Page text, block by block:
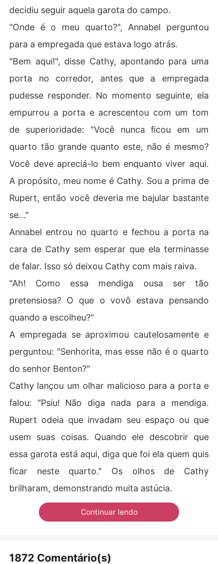
decidiu seguir aquela garota do campo.
"Onde é o meu quarto?", Annabel perguntou
para a empregada que estava logo atrás.
"Bem aqui!", disse Cathy, apontando para uma
porta no corredor, antes que a empregada
pudesse responder. No momento seguinte, ela
empurrou a porta e acrescentou com um tom
de superioridade: "Você nunca ficou em um
quarto tão grande quanto este, não é mesmo?
Você deve apreciá-lo bem enquanto viver aqui.
A propósito, meu nome é Cathy. Sou a prima de
Rupert, então você deveria me bajular bastante
se..."
Annabel entrou no quarto e fechou a porta na
cara de Cathy sem esperar que ela terminasse
de falar. Isso só deixou Cathy com mais raiva.
"Ah! Como essa mendiga ousa ser tão
pretensiosa? O que o vovô estava pensando
quando a escolheu?"
A empregada se aproximou cautelosamente e
perguntou: "Senhorita, mas esse não é o quarto
do senhor Benton?"
Cathy lançou um olhar malicioso para a porta e
falou: "Psiu! Não diga nada para a mendiga.
Rupert odeia que invadam seu espaço ou que
usem suas coisas. Quando ele descobrir que
essa garota está aqui, diga que foi ela quem quis
ficar neste quarto." Os olhos de Cathy
brilharam, demonstrando muita astúcia.
Continuar lendo
1872 Comentário(s)